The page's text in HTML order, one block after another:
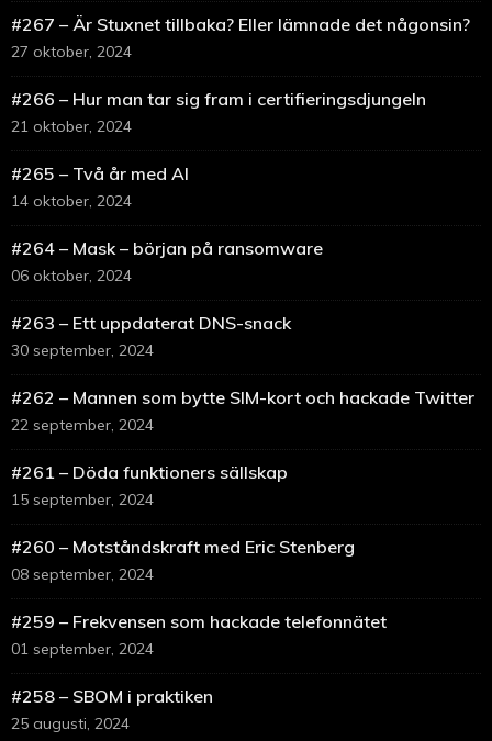
#267 – Är Stuxnet tillbaka? Eller lämnade det någonsin?
27 oktober, 2024
#266 – Hur man tar sig fram i certifieringsdjungeln
21 oktober, 2024
#265 – Två år med AI
14 oktober, 2024
#264 – Mask – början på ransomware
06 oktober, 2024
#263 – Ett uppdaterat DNS-snack
30 september, 2024
#262 – Mannen som bytte SIM-kort och hackade Twitter
22 september, 2024
#261 – Döda funktioners sällskap
15 september, 2024
#260 – Motståndskraft med Eric Stenberg
08 september, 2024
#259 – Frekvensen som hackade telefonnätet
01 september, 2024
#258 – SBOM i praktiken
25 augusti, 2024